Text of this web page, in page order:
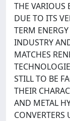
THE VARIOUS
DUE TO ITS
TERM
INDUSTRY
MATCHES
STILL TO BE
THEIR
AND METAL
CONVERTERS